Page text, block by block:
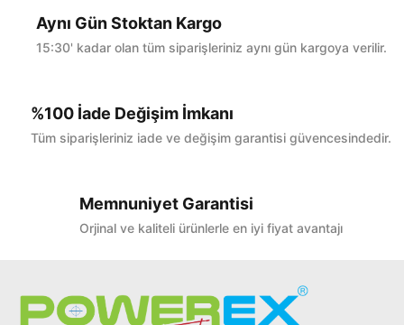
Aynı Gün Stoktan Kargo
15:30' kadar olan tüm siparişleriniz aynı gün kargoya verilir.
%100 İade Değişim İmkanı
Tüm siparişleriniz iade ve değişim garantisi güvencesindedir.
Memnuniyet Garantisi
Orjinal ve kaliteli ürünlerle en iyi fiyat avantajı